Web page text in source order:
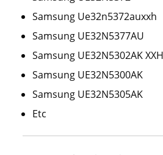
Samsung Ue32n5372auxxh
Samsung UE32N5377AU
Samsung UE32N5302AK XXH
Samsung UE32N5300AK
Samsung UE32N5305AK
Etc